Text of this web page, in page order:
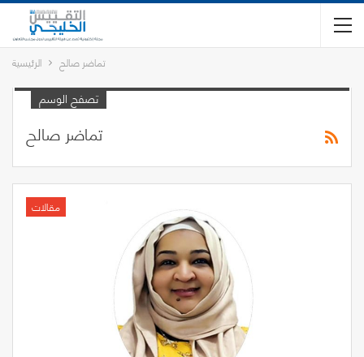
الرئيسية تماضر صالح
تصفح الوسم
تماضر صالح
مقالات